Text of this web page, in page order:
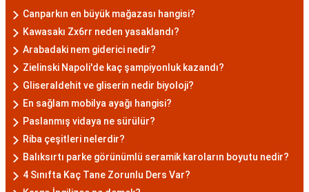
Canparkın en büyük mağazası hangisi?
Kawasakı Zx6rr neden yasaklandı?
Arabadaki nem giderici nedir?
Zielinski Napoli'de kaç şampiyonluk kazandı?
Gliseraldehit ve gliserin nedir biyoloji?
En sağlam mobilya ayağı hangisi?
Paslanmış vidaya ne sürülür?
Riba çeşitleri nelerdir?
Balıksırtı parke görünümlü seramik karoların boyutu nedir?
4 Sınıfta Kaç Tane Zorunlu Ders Var?